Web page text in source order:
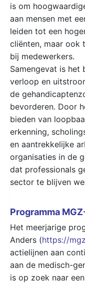
is om
aan mensen met
leiden tot een
cliënten, maar ook
bij medewerkers.
Samengevat is het
verloop en
de
bevorderen. Door
bieden van
erkenning,
en aantrekkelijke
organisaties in de
dat professionals
sector te blijven
Programma
Het meerjarige
Anders (https://
actielijnen aan
aan de medisch-
is op zoek naar